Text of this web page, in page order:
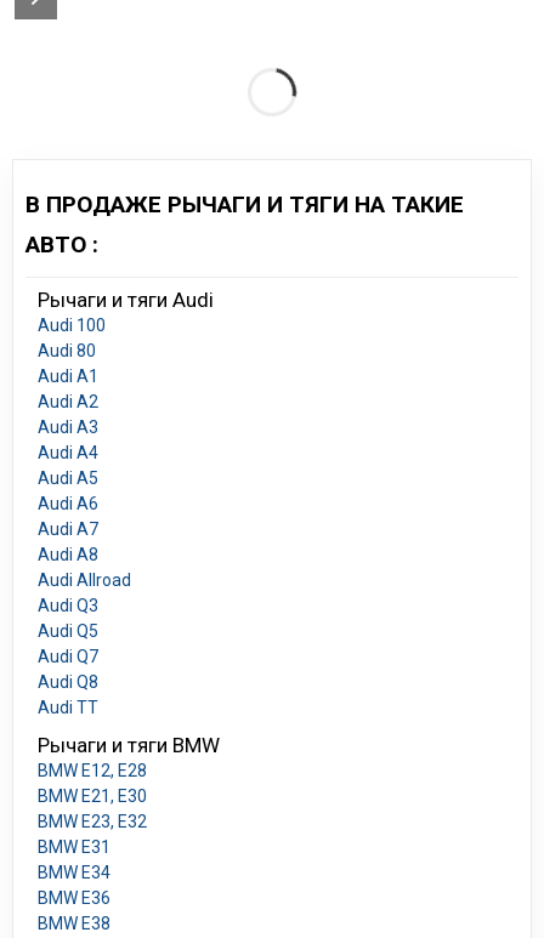
В ПРОДАЖЕ РЫЧАГИ И ТЯГИ НА ТАКИЕ
АВТО :
Рычаги и тяги Audi
Audi 100
Audi 80
Audi A1
Audi A2
Audi A3
Audi A4
Audi A5
Audi A6
Audi A7
Audi A8
Audi Allroad
Audi Q3
Audi Q5
Audi Q7
Audi Q8
Audi TT
Рычаги и тяги BMW
BMW E12, E28
BMW E21, E30
BMW E23, E32
BMW E31
BMW E34
BMW E36
BMW E38